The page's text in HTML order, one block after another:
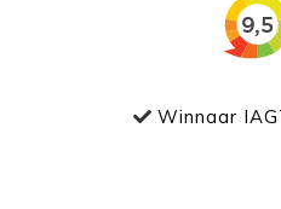
Winnaar